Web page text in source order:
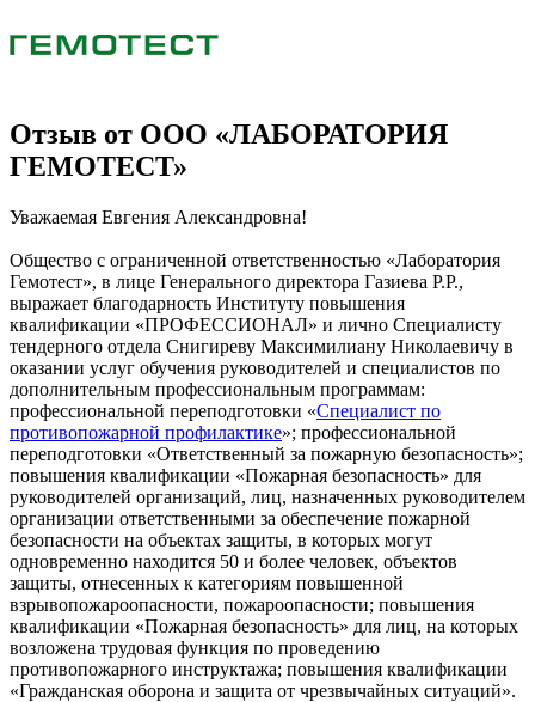
Отзыв от ООО «ЛАБОРАТОРИЯ
ГЕМОТЕСТ»
Уважаемая Евгения Александровна!
Общество с ограниченной ответственностью «Лаборатория
Гемотест», в лице Генерального директора Газиева Р.Р.,
выражает благодарность Институту повышения
квалификации «ПРОФЕССИОНАЛ» и лично Специалисту
тендерного отдела Снигиреву Максимилиану Николаевичу в
оказании услуг обучения руководителей и специалистов по
дополнительным профессиональным программам:
профессиональной переподготовки «Специалист по
противопожарной профилактике»; профессиональной
переподготовки «Ответственный за пожарную безопасность»;
повышения квалификации «Пожарная безопасность» для
руководителей организаций, лиц, назначенных руководителем
организации ответственными за обеспечение пожарной
безопасности на объектах защиты, в которых могут
одновременно находится 50 и более человек, объектов
защиты, отнесенных к категориям повышенной
взрывопожароопасности, пожароопасности; повышения
квалификации «Пожарная безопасность» для лиц, на которых
возложена трудовая функция по проведению
противопожарного инструктажа; повышения квалификации
«Гражданская оборона и защита от чрезвычайных ситуаций».